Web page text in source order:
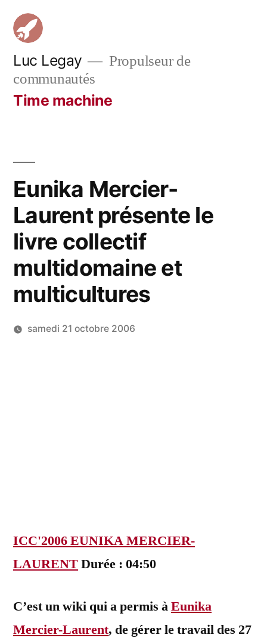
Aller
contenu
Luc Legay
Propulseur de
communautés
Time machine
Eunika Mercier-
Laurent présente le
livre collectif
multidomaine et
multicultures
samedi 21 octobre 2006
ICC'2006 EUNIKA MERCIER-
LAURENTDurée : 04:50
C’est un wiki qui a permis àEunika
Mercier-Laurent, de gérer le travail des 27